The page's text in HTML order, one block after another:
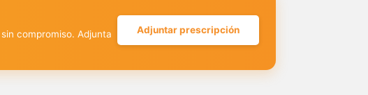
compromiso. Adjunta
Adjuntar prescripción